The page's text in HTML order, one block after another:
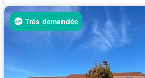
Très demandée